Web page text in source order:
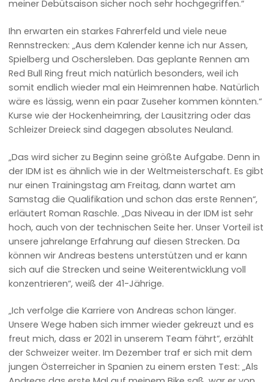
meiner Debütsaison sicher noch sehr hochgegriffen.“
Ihn erwarten ein starkes Fahrerfeld und viele neue
Rennstrecken: „Aus dem Kalender kenne ich nur Assen,
Spielberg und Oschersleben. Das geplante Rennen am
Red Bull Ring freut mich natürlich besonders, weil ich
somit endlich wieder mal ein Heimrennen habe. Natürlich
wäre es lässig, wenn ein paar Zuseher kommen könnten.“
Kurse wie der Hockenheimring, der Lausitzring oder das
Schleizer Dreieck sind dagegen absolutes Neuland.
„Das wird sicher zu Beginn seine größte Aufgabe. Denn in
der IDM ist es ähnlich wie in der Weltmeisterschaft. Es gibt
nur einen Trainingstag am Freitag, dann wartet am
Samstag die Qualifikation und schon das erste Rennen“,
erläutert Roman Raschle. „Das Niveau in der IDM ist sehr
hoch, auch von der technischen Seite her. Unser Vorteil ist
unsere jahrelange Erfahrung auf diesen Strecken. Da
können wir Andreas bestens unterstützen und er kann
sich auf die Strecken und seine Weiterentwicklung voll
konzentrieren“, weiß der 41-Jährige.
„Ich verfolge die Karriere von Andreas schon länger.
Unsere Wege haben sich immer wieder gekreuzt und es
freut mich, dass er 2021 in unserem Team fährt“, erzählt
der Schweizer weiter. Im Dezember traf er sich mit dem
jungen Österreicher in Spanien zu einem ersten Test: „Als